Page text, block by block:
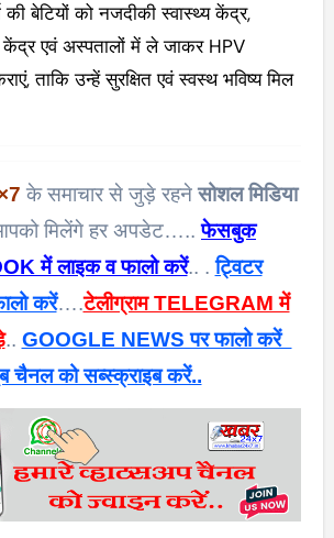
बेटियों को नजदीकी स्वास्थ्य केंद्र,
केंद्र एवं अस्पतालों में ले जाकर HPV
ताकि उन्हें सुरक्षित एवं स्वस्थ भविष्य मिल
के समाचार से जुड़े रहनेसोशल मिडिया
मिलेंगे हर अपडेट…..फेसबुक
में लाइक व फालो करें.. .ट्विटर
करें….टेलीग्राम TELEGRAM में
.. GOOGLE NEWS पर फालो करें
चैनल को सब्स्क्राइब करें..